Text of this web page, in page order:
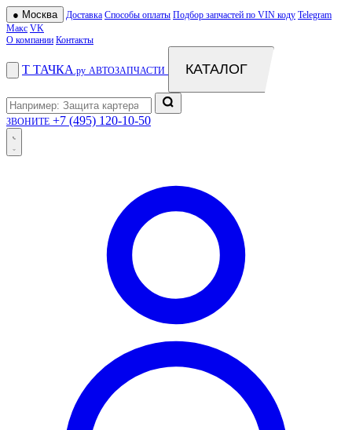
● Москва Доставка Способы оплаты Подбор запчастей по VIN коду Telegram
Макс VK
О компании Контакты
Т ТАЧКА .ру АВТОЗАПЧАСТИ КАТАЛОГ
ЗВОНИТЕ +7 (495) 120-10-50